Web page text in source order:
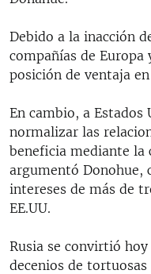
Debido a la inacción
compañías de Europa
posición de ventaja
En cambio, a
normalizar las
beneficia mediante la
argumentó Donohue,
intereses de más de
EE.UU.
Rusia se convirtió
decenios de